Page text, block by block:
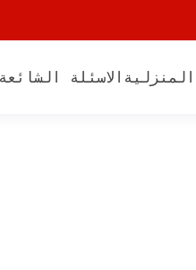
الاسئلة الشائعة